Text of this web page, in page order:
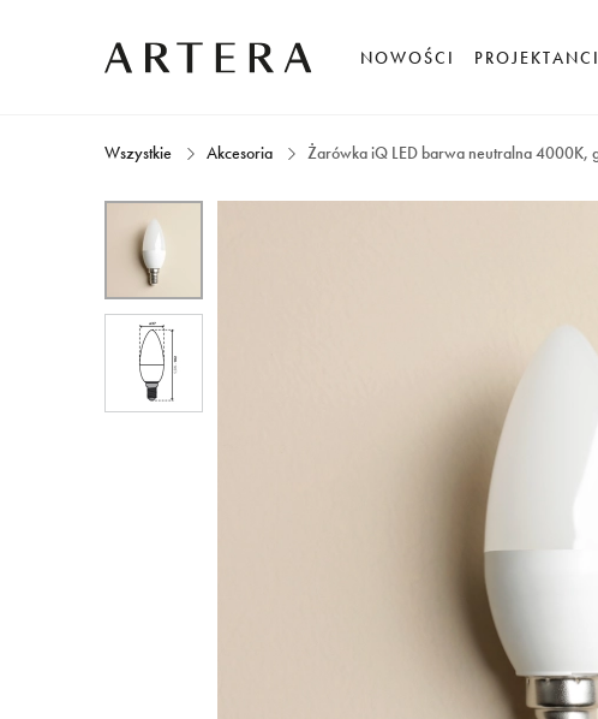
NOWOŚCI PROJEKTANCI
Wszystkie Akcesoria Żarówka iQ LED barwa neutralna 4000K,